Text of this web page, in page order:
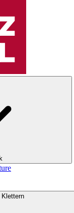
Klettern